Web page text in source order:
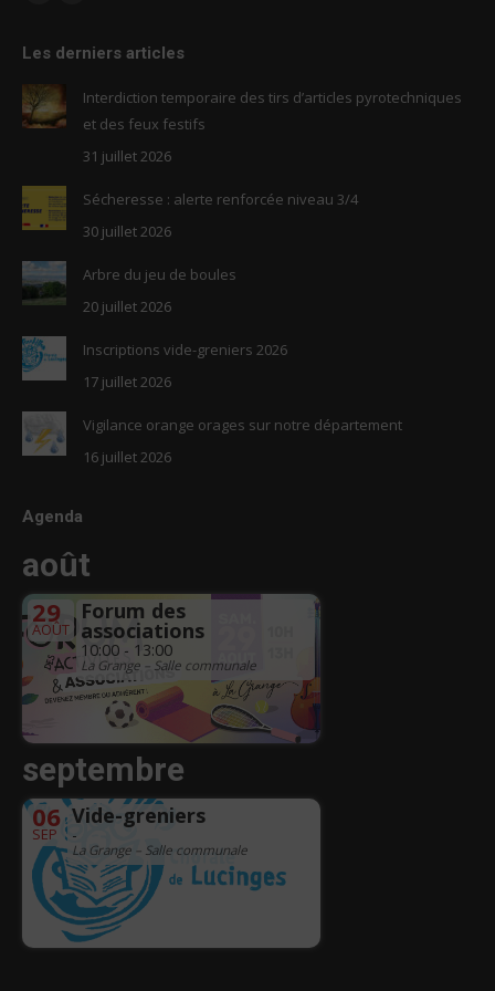
opens
in
new
opens
new
window
Les derniers articles
Interdiction temporaire des tirs d’articles pyrotechniques
et des feux festifs
31 juillet 2026
Sécheresse : alerte renforcée niveau 3/4
30 juillet 2026
Arbre du jeu de boules
20 juillet 2026
Inscriptions vide-greniers 2026
17 juillet 2026
Vigilance orange orages sur notre département
16 juillet 2026
Agenda
août
29
AOÛT
Forum des
associations
10:00 - 13:00
La Grange – Salle communale
septembre
06
SEP
Vide-greniers
-
La Grange – Salle communale